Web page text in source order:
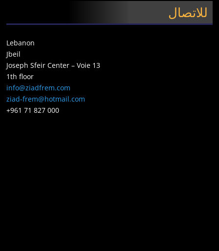
للاتصال
Lebanon
Jbeil
Joseph Sfeir Center – Voie 13
1th floor
info@ziadfrem.com
ziad-frem@hotmail.com
+961 71 827 000